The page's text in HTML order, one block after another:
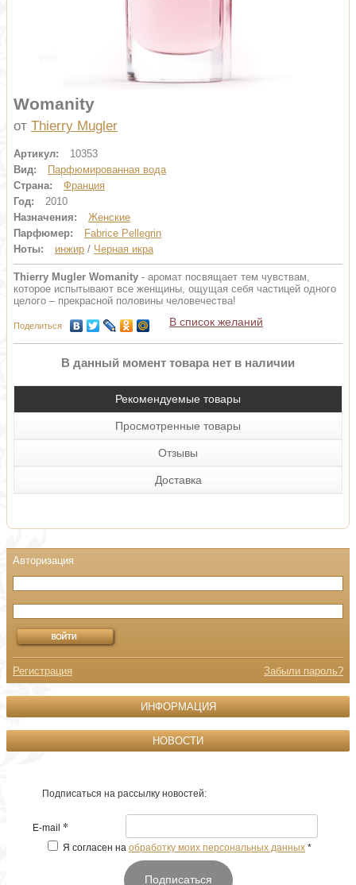
Womanity
от Thierry Mugler
Артикул:
10353
Вид:
Парфюмированная вода
Страна:
Франция
Год:
2010
Назначения:
Женские
Парфюмер:
Fabrice Pellegrin
Ноты:
инжир / Черная икра
Thierry Mugler Womanity - аромат посвящает тем чувствам,
которое испытывают все женщины, ощущая себя частицей одного
целого – прекрасной половины человечества!
Поделиться В список желаний
В данный момент товара нет в наличии
Рекомендуемые товары
Просмотренные товары
Отзывы
Доставка
Регистрация Забыли пароль?
ИНФОРМАЦИЯ
НОВОСТИ
Подписаться на рассылку новостей:
E-mail *
Я согласен на обработку моих персональных данных *
Подписаться